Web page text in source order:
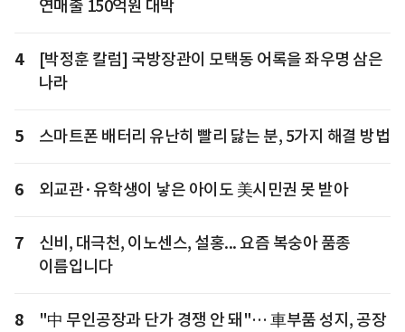
연매출 150억원 대박
4
[박정훈 칼럼] 국방장관이 모택동 어록을 좌우명 삼은
나라
5 스마트폰 배터리 유난히 빨리 닳는 분, 5가지 해결 방법
6 외교관·유학생이 낳은 아이도 美시민권 못 받아
7
신비, 대극천, 이노센스, 설홍... 요즘 복숭아 품종
이름입니다
8
"中 무인공장과 단가 경쟁 안 돼"… 車부품 성지, 공장